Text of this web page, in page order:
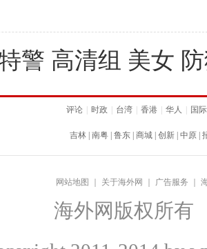
警 高清组 美女
评论 时政 台湾 香港 华人 国际
吉林 南粤 鲁东 商城 创新 中原
网站地图 关于海外网 广告服务
海外网版权所有